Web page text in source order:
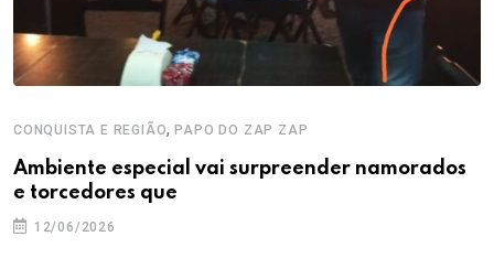
CONQUISTA E REGIÃO,PAPO DO ZAP ZAP
Ambiente especial vai surpreender namorados
e torcedores que
12/06/2026